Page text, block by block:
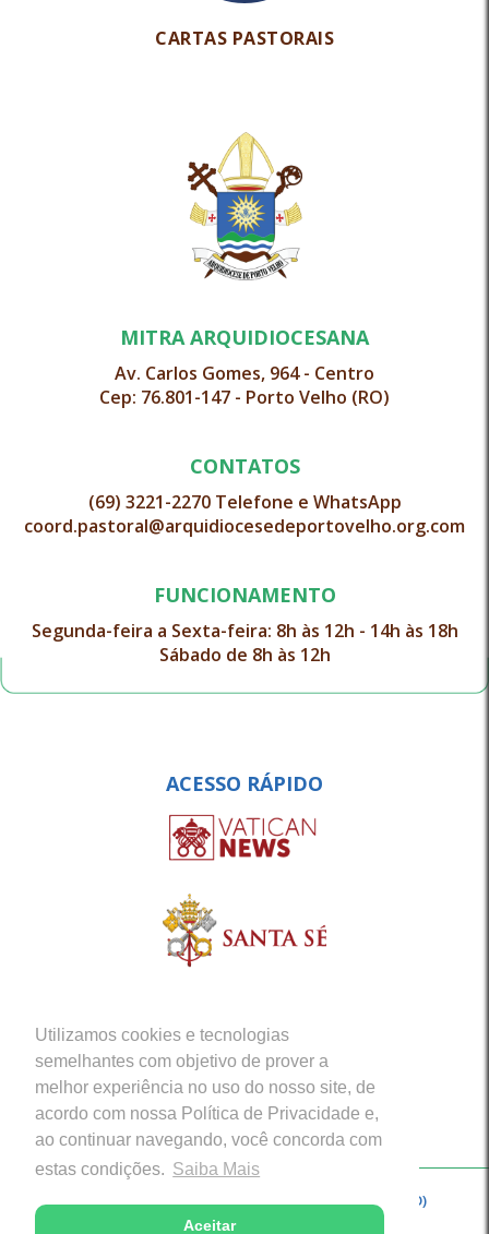
Utilizamos cookies e tecnologias
semelhantes com objetivo de prover a
melhor experiência no uso do nosso site, de
acordo com nossa Política de Privacidade e,
ao continuar navegando, você concorda com
estas condições. Saiba Mais
Aceitar
CARTAS PASTORAIS
MITRA ARQUIDIOCESANA
Av. Carlos Gomes, 964 - Centro
Cep: 76.801-147 - Porto Velho (RO)
CONTATOS
(69) 3221-2270 Telefone e WhatsApp
coord.pastoral@arquidiocesedeportovelho.org.com
FUNCIONAMENTO
Segunda-feira a Sexta-feira: 8h às 12h - 14h às 18h
Sábado de 8h às 12h
ACESSO RÁPIDO
Copyright © 2026 - Arquidiocese de Porto Velho (RO)